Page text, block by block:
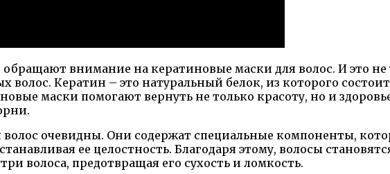
внимание на кератиновые маски для волос. И это
волос. Кератин – это натуральный белок, из которого
маски помогают вернуть не только красоту, но и
очевидны. Они содержат специальные компоненты,
ее целостность. Благодаря этому, волосы
волоса, предотвращая его сухость и ломкость.